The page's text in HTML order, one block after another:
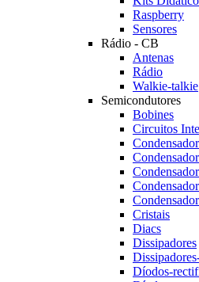
Raspberry
Sensores
Rádio - CB
Antenas
Rádio
Walkie-talkie
Semicondutores
Bobines
Circuitos
Cristais
Diacs
Dissipadores
Díodos-